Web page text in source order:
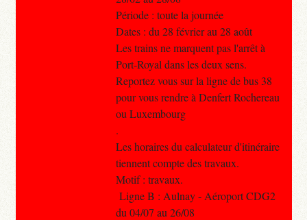
Période : toute la journée
Dates : du 28 février au 28 août
Les trains ne marquent pas l'arrêt à
Port-Royal dans les deux sens.
Reportez vous sur la ligne de bus 38
pour vous rendre à Denfert Rochereau
ou Luxembourg
.
Les horaires du calculateur d'itinéraire
tiennent compte des travaux.
Motif : travaux.
Ligne B : Aulnay - Aéroport CDG2
du 04/07 au 26/08